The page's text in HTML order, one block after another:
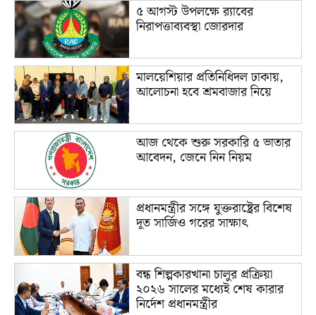
৫ আগস্ট উপলক্ষে র‌্যাবের
নিরাপত্তাব্যবস্থা জোরদার
মালয়েশিয়ার প্রতিনিধিদল ঢাকায়,
আলোচনা হবে শ্রমবাজার নিয়ে
আজ থেকে শুরু সরকারি ৫ ভাতার
আবেদন, জেনে নিন নিয়ম
প্রধানমন্ত্রীর সঙ্গে যুক্তরাষ্ট্রের বিশেষ
দূত সার্জিও গরের সাক্ষাৎ
বন্ধ শিল্পকারখানা চালুর প্রক্রিয়া
২০২৬ সালের মধ্যেই শেষ কারার
নির্দেশ প্রধানমন্ত্রীর